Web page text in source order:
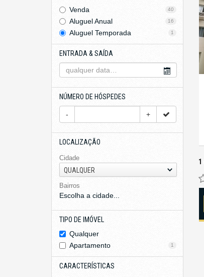
Venda
40
Aluguel Anual 16
Aluguel Temporada 1
ENTRADA & SAÍDA
NÚMERO DE HÓSPEDES
- +
LOCALIZAÇÃO
Cidade
QUALQUER
Bairros
Escolha a cidade...
TIPO DE IMÓVEL
Qualquer
Apartamento
1
CARACTERÍSTICAS
1